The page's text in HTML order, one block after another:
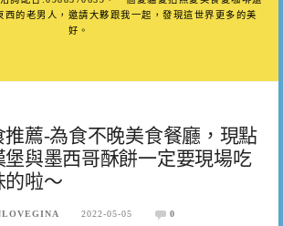
西的老男人，邀請大夥跟我一起，發現這世界更多的美
好。
推薦-為食不晚美食餐廳，現點
與墨西哥酥餅一定要現場吃
的啦～
2022-05-05 0